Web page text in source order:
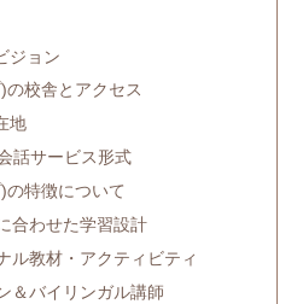
ジョン
校舎とアクセス
地
話サービス形式
の特徴について
合わせた学習設計
ル教材・アクティビティ
＆バイリンガル講師